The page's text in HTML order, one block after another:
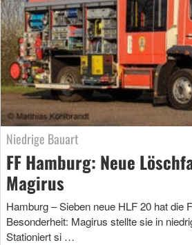
Niedrige Bauart
FF Hamburg: Neue
Magirus
Hamburg – Sieben neue HLF 20 hat die
Besonderheit: Magirus stellte sie in
Stationiert si …